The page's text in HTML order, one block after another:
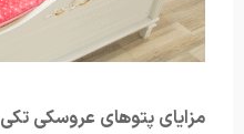
مزایای پتوهای عروسکی تکی